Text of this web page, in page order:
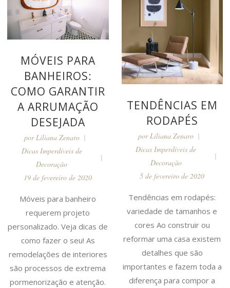
MÓVEIS PARA
BANHEIROS:
COMO GARANTIR
A ARRUMAÇÃO
DESEJADA
por Liliana Zenaro
Dicas Imperdíveis de
Decoração
19 de fevereiro de 2020
Móveis para banheiro
requerem projeto
personalizado. Veja dicas de
como fazer o seu! As
remodelações de interiores
são processos de extrema
pormenorização e atenção.
TENDÊNCIAS EM
RODAPÉS
por Liliana Zenaro
Dicas Imperdíveis de
Decoração
5 de fevereiro de 2020
Tendências em rodapés:
variedade de tamanhos e
cores Ao construir ou
reformar uma casa existem
detalhes que são
importantes e fazem toda a
diferença para compor a